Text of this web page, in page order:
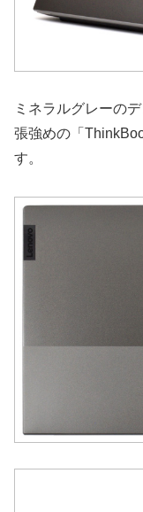
ミネラルグレーの
張強めの「
す。